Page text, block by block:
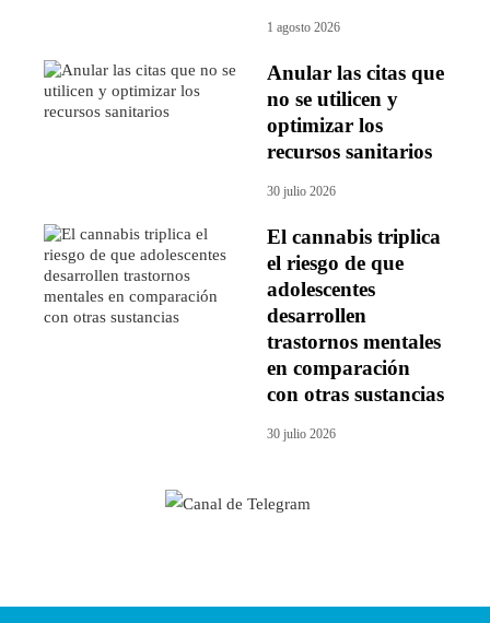
1 agosto 2026
Anular las citas que
no se utilicen y
optimizar los
recursos sanitarios
30 julio 2026
El cannabis triplica
el riesgo de que
adolescentes
desarrollen
trastornos mentales
en comparación
con otras sustancias
30 julio 2026